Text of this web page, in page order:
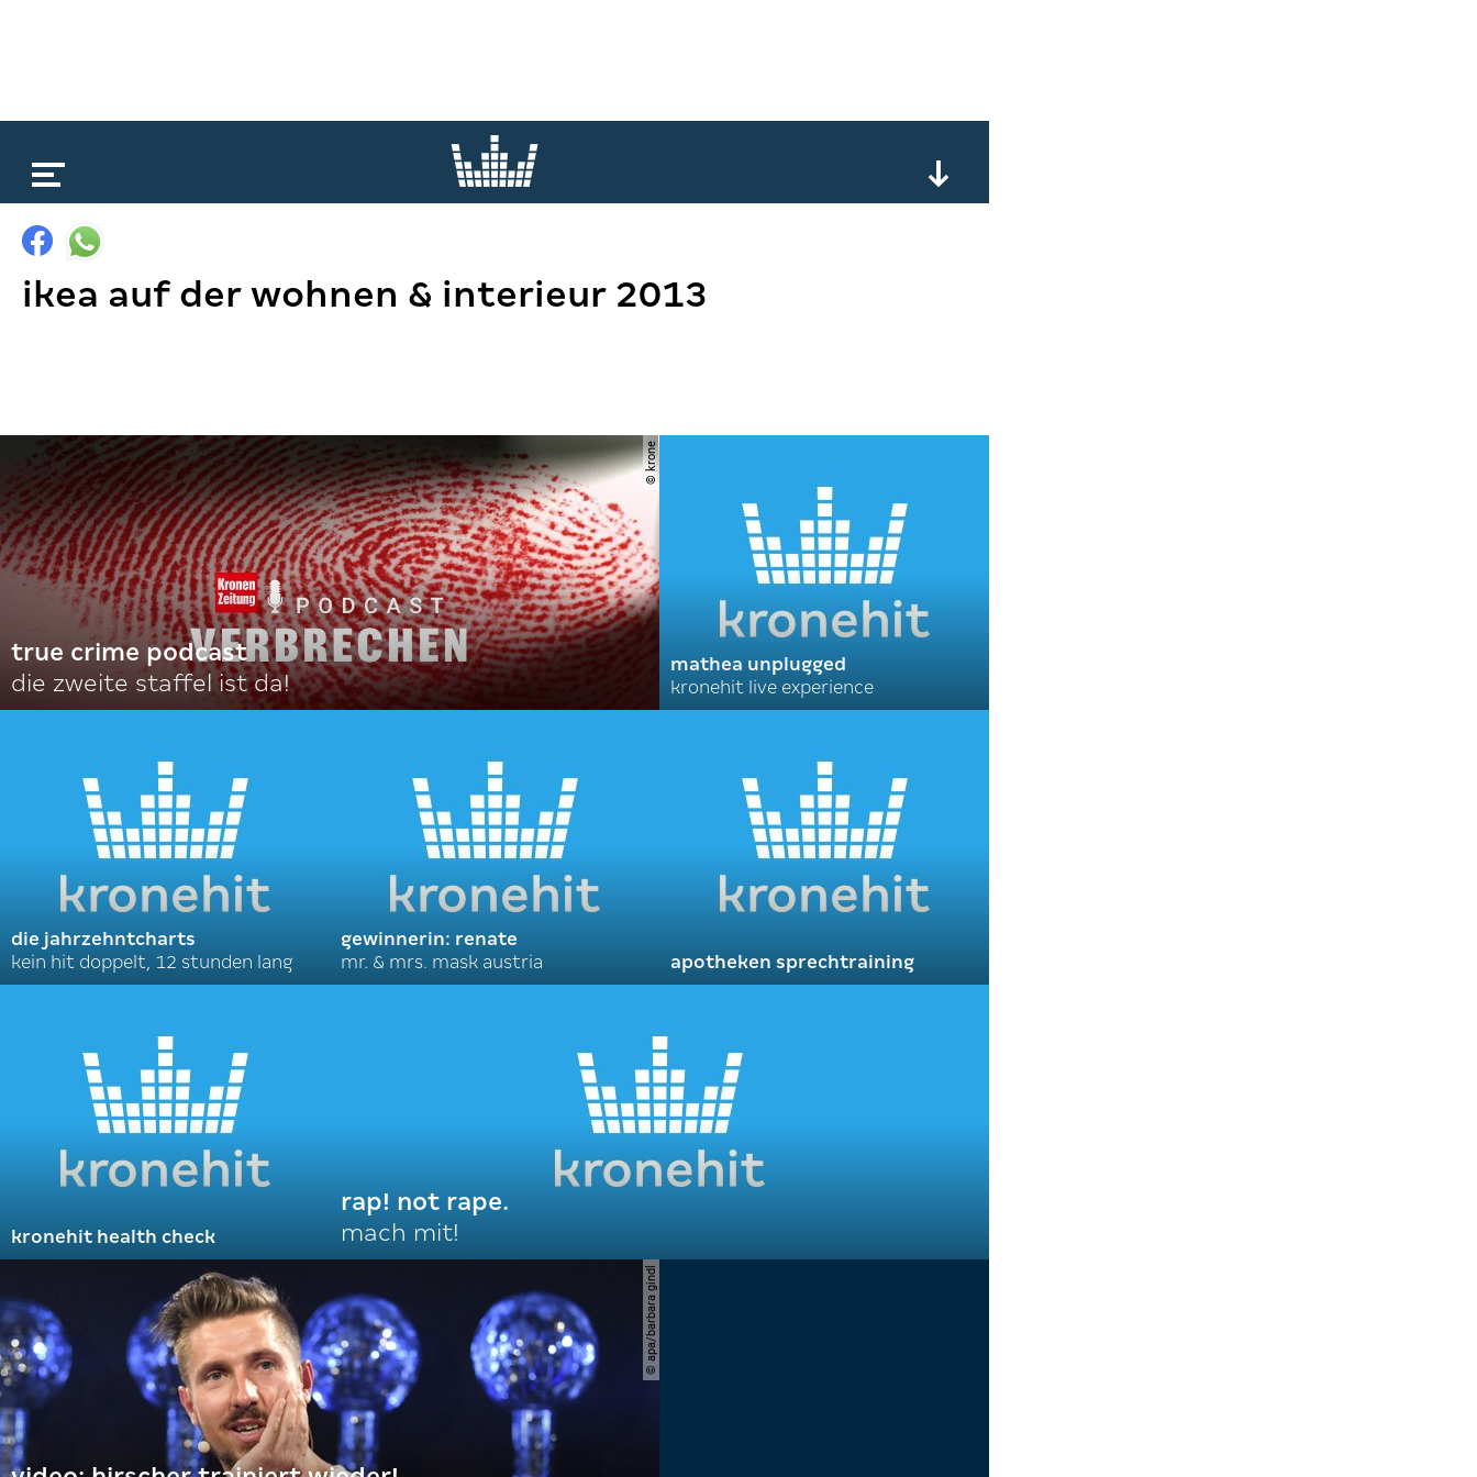
ikea auf der wohnen & interieur 2013
© krone
true crime podcast
die zweite staffel ist da!
mathea unplugged
kronehit live experience
die jahrzehntcharts
kein hit doppelt, 12 stunden lang
gewinnerin: renate
mr. & mrs. mask austria
apotheken sprechtraining
kronehit health check
rap! not rape.
mach mit!
© apa/barbara gindl